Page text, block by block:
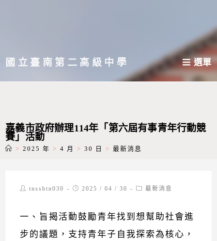
主國立臺南第二高級中學 選單
嘉義市政府辦理114年「第六屆有事青年行動競
賽」活動
> 2025 年 > 4 月 > 30 日 > 最新消息
Posttnsshtn030
Post2025 / 04 / 30
Post最新消息
一、旨揭活動鼓勵青年找到想幫助社會進
步的議題，支持青年子自我探索為核心，